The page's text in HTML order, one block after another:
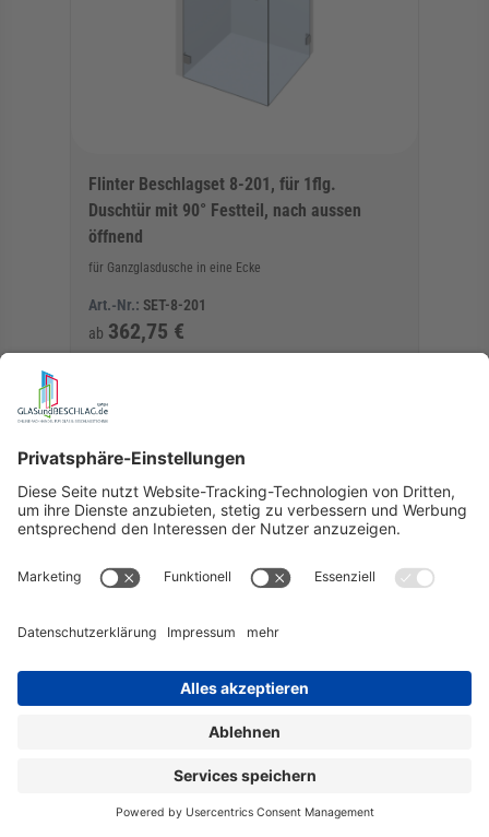
Flinter Beschlagset 8-201, für 1flg.
Duschtür mit 90° Festteil, nach aussen
öffnend
für Ganzglasdusche in eine Ecke
Art.-Nr.: SET-8-201
ab 362,75 €